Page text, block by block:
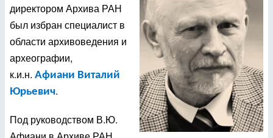
директором Архива РАН
был избран специалист в
области архивоведения и
археографии,
к.и.н. Афиани Виталий
Юрьевич.
Под руководством В.Ю.